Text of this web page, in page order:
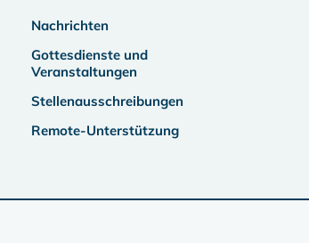
Nachrichten
Gottesdienste und
Veranstaltungen
Stellenausschreibungen
Remote-Unterstützung